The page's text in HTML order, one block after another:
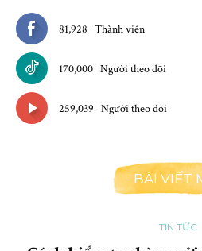
81,928 Thành viên
170,000 Người theo dõi
259,039 Người theo dõi
BÀI VIẾT
TIN TỨC